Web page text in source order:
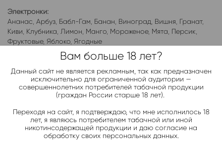
Электронки:
Ананас Арбуз Бабл-Гам Банан Виноград Вишня Гранат,
Киви Клубника Лимон Манго Мороженое, Мята Персик
Фруктовые, Яблоко Ягодные
Ананас, Арбуз ,Клубника,Лимон,Малина, Манго,Мята,
Персик,Черника,Яблоко
Отзывы (0)
Вам больше 18 лет?
Данный сайт не является рекламным, так как предназначен
исключительно для ограниченной аудитории —
совершеннолетних потребителей табачной продукции
(граждан России старше 18 лет).
Переходя на сайт, я подтверждаю, что мне исполнилось 18
лет, я являюсь потребителем табачной или иной
никотинсодержащей продукции и даю согласие на
обработку своих персональных данных.